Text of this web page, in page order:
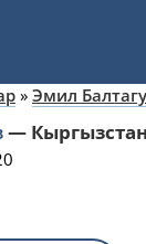
» Эмил
— Кыргызстан